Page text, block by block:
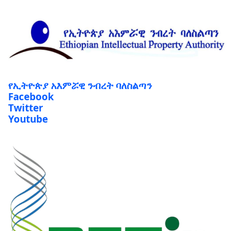
የኢትዮጵያ አእምሯዊ ንብረት ባለስልጣን
Facebook
Twitter
Youtube